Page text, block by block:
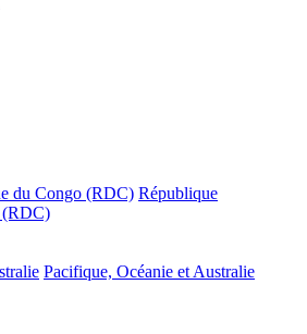
du Congo (RDC) République
(RDC)
Pacifique, Océanie et Australie